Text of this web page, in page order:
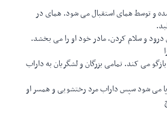
شده و توسط همای استقبال می شود. همای در
و سلام کردن، مادر خود او را می بخشد.
می کند. تمامی بزرگان و لشگریان به داراب
می شود سپس داراب مرد رختشویی و همسر او